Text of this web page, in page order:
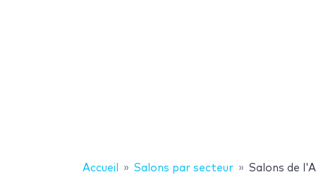
Accueil Salons par secteur Salons de